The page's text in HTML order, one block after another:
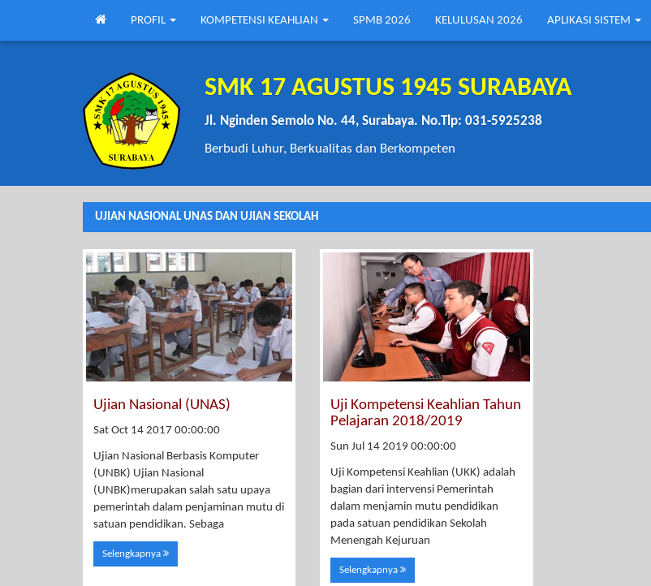
PROFIL KOMPETENSI KEAHLIAN SPMB 2026 KELULUSAN 2026 APLIKASI SISTEM
SMK 17 AGUSTUS 1945 SURABAYA
Jl. Nginden Semolo No. 44, Surabaya. No.Tlp: 031-5925238
Berbudi Luhur, Berkualitas dan Berkompeten
UJIAN NASIONAL UNAS DAN UJIAN SEKOLAH
Ujian Nasional (UNAS)
Sat Oct 14 2017 00:00:00
Ujian Nasional Berbasis Komputer
(UNBK) Ujian Nasional
(UNBK)merupakan salah satu upaya
pemerintah dalam penjaminan mutu di
satuan pendidikan. Sebaga
Selengkapnya
Uji Kompetensi Keahlian Tahun
Pelajaran 2018/2019
Sun Jul 14 2019 00:00:00
Uji Kompetensi Keahlian (UKK) adalah
bagian dari intervensi Pemerintah
dalam menjamin mutu pendidikan
pada satuan pendidikan Sekolah
Menengah Kejuruan
Selengkapnya